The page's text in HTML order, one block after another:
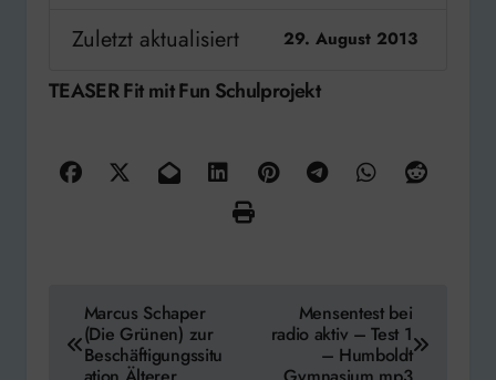
Zuletzt aktualisiert 29. August 2013
TEASER Fit mit Fun Schulprojekt
Marcus Schaper
(Die Grünen) zur
Beschäftigungssitu
Mensentest bei
radio aktiv – Test 1
– Humboldt